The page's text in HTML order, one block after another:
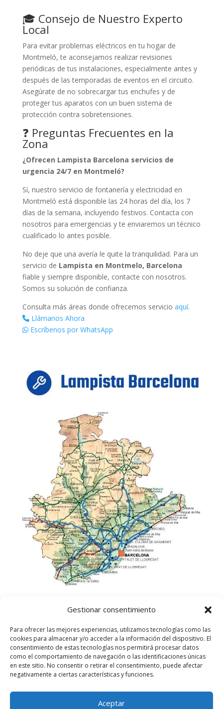
Gestionar consentimiento
Para ofrecer las mejores experiencias, utilizamos tecnologías como las
cookies para almacenar y/o acceder a la información del dispositivo. El
consentimiento de estas tecnologías nos permitirá procesar datos
como el comportamiento de navegación o las identificaciones únicas
en este sitio. No consentir o retirar el consentimiento, puede afectar
negativamente a ciertas características y funciones.
Aceptar
🎓 Consejo de Nuestro Experto
Local
Para evitar problemas eléctricos en tu hogar de
Montmeló, te aconsejamos realizar revisiones
periódicas de tus instalaciones, especialmente antes y
después de las temporadas de eventos en el circuito.
Asegúrate de no sobrecargar tus enchufes y de
proteger tus aparatos con un buen sistema de
protección contra sobretensiones.
❓ Preguntas Frecuentes en la
Zona
¿Ofrecen Lampista Barcelona servicios de
urgencia 24/7 en Montmeló?
Sí, nuestro servicio de fontanería y electricidad en
Montmeló está disponible las 24 horas del día, los 7
días de la semana, incluyendo festivos. Contacta con
nosotros para emergencias y te enviaremos un técnico
cualificado lo antes posible.
No deje que una avería le quite la tranquilidad. Para un
servicio de Lampista en Montmelo, Barcelona
fiable y siempre disponible, contacte con nosotros.
Somos su solución de confianza.
Consulta más áreas donde ofrecemos servicio aquí.
Llámanos Ahora
Escríbenos por WhatsApp
Lampista Barcelona. Todos los derechos